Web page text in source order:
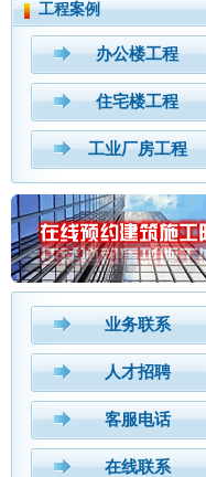
工程案例
办公楼工程
住宅楼工程
工业厂房工程
业务联系
人才招聘
客服电话
在线联系